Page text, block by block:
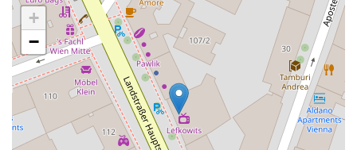
+
−